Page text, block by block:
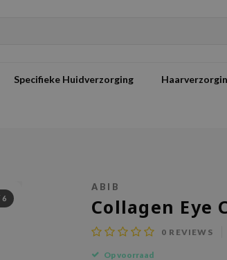
Specifieke Huidverzorging
6
ABIB
Collagen Eye
0 REVIEWS
Op voorraad